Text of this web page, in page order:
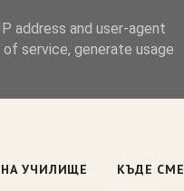
УЧИЛИЩЕ КЪДЕ СМЕ
address and user-agent
service, generate usage